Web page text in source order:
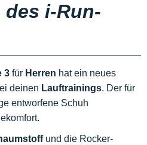
i-Run-
3 für Herren hat ein neues
deinen Lauftrainings. Der für
entworfene Schuh
und die Rocker-